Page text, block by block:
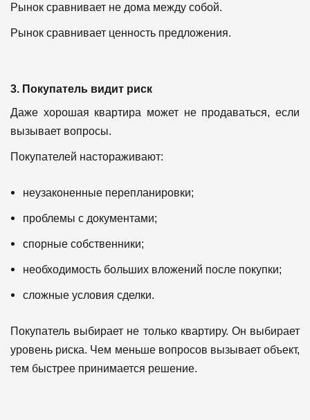
Рынок сравнивает не дома между собой.
Рынок сравнивает ценность предложения.
3. Покупатель видит риск
Даже хорошая квартира может не продаваться, если
вызывает вопросы.
Покупателей настораживают:
неузаконенные перепланировки;
проблемы с документами;
спорные собственники;
необходимость больших вложений после покупки;
сложные условия сделки.
Покупатель выбирает не только квартиру. Он выбирает
уровень риска. Чем меньше вопросов вызывает объект,
тем быстрее принимается решение.